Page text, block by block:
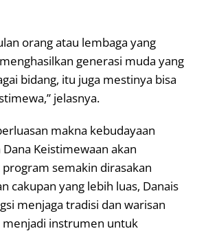
orang atau lembaga yang
generasi muda yang
bidang, itu juga mestinya bisa
jelasnya.
makna kebudayaan
Keistimewaan akan
semakin dirasakan
cakupan yang lebih luas, Danais
menjaga tradisi dan warisan
menjadi instrumen untuk